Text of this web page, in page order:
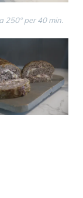
250° per 40 min.